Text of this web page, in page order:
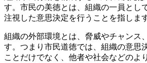
す。市民の美徳とは、組織の一員とし
注視した意思決定を行うことを指します
組織の外部環境とは、脅威やチャンス
す。つまり市民道徳では、組織の意思
ことだけでなく、他者や社会などのよ